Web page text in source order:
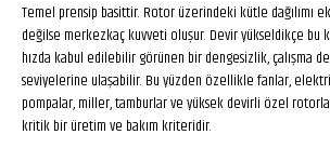
Temel prensip basittir. Rotor üzerindeki kütle dağılımı
değilse merkezkaç kuvveti oluşur. Devir yükseldikçe bu
hızda kabul edilebilir görünen bir dengesizlik, çalışma
seviyelerine ulaşabilir. Bu yüzden özellikle fanlar,
pompalar, miller, tamburlar ve yüksek devirli özel
kritik bir üretim ve bakım kriteridir.